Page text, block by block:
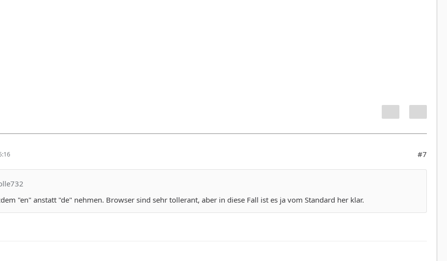
#7
"en" anstatt "de" nehmen. Browser sind sehr tollerant, aber in diese Fall ist es ja vom Standard her klar.